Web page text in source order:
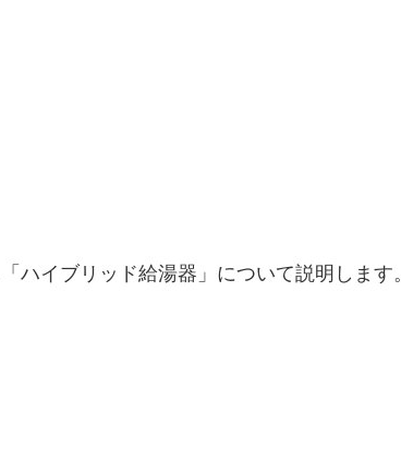
「ハイブリッド給湯器」 について説明します。